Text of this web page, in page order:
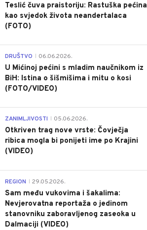
Teslić čuva praistoriju: Rastuška pećina
kao svjedok života neandertalaca
(FOTO)
DRUŠTVO 06.06.2026.
U Mićinoj pećini s mladim naučnikom iz
BiH: Istina o šišmišima i mitu o kosi
(FOTO/VIDEO)
ZANIMLJIVOSTI 05.06.2026.
Otkriven trag nove vrste: Čovječja
ribica mogla bi ponijeti ime po Krajini
(VIDEO)
REGION 29.05.2026.
Sam među vukovima i šakalima:
Nevjerovatna reportaža o jedinom
stanovniku zaboravljenog zaseoka u
Dalmaciji (VIDEO)